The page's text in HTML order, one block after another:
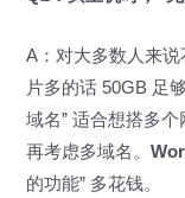
A：对大多数人来
片多的话 50GB 足
域名” 适合想搭多
再考虑多域名。
的功能” 多花钱。